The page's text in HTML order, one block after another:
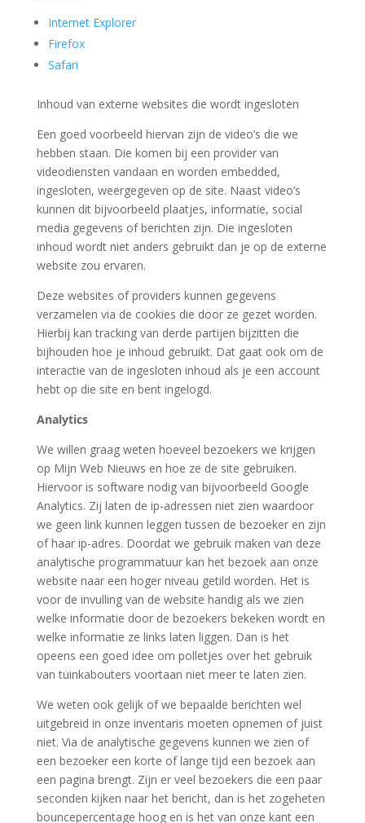
Internet Explorer
Firefox
Safari
Inhoud van externe websites die wordt ingesloten
Een goed voorbeeld hiervan zijn de video’s die we
hebben staan. Die komen bij een provider van
videodiensten vandaan en worden embedded,
ingesloten, weergegeven op de site. Naast video’s
kunnen dit bijvoorbeeld plaatjes, informatie, social
media gegevens of berichten zijn. Die ingesloten
inhoud wordt niet anders gebruikt dan je op de externe
website zou ervaren.
Deze websites of providers kunnen gegevens
verzamelen via de cookies die door ze gezet worden.
Hierbij kan tracking van derde partijen bijzitten die
bijhouden hoe je inhoud gebruikt. Dat gaat ook om de
interactie van de ingesloten inhoud als je een account
hebt op die site en bent ingelogd.
Analytics
We willen graag weten hoeveel bezoekers we krijgen
op Mijn Web Nieuws en hoe ze de site gebruiken.
Hiervoor is software nodig van bijvoorbeeld Google
Analytics. Zij laten de ip-adressen niet zien waardoor
we geen link kunnen leggen tussen de bezoeker en zijn
of haar ip-adres. Doordat we gebruik maken van deze
analytische programmatuur kan het bezoek aan onze
website naar een hoger niveau getild worden. Het is
voor de invulling van de website handig als we zien
welke informatie door de bezoekers bekeken wordt en
welke informatie ze links laten liggen. Dan is het
opeens een goed idee om polletjes over het gebruik
van tuinkabouters voortaan niet meer te laten zien.
We weten ook gelijk of we bepaalde berichten wel
uitgebreid in onze inventaris moeten opnemen of juist
niet. Via de analytische gegevens kunnen we zien of
een bezoeker een korte of lange tijd een bezoek aan
een pagina brengt. Zijn er veel bezoekers die een paar
seconden kijken naar het bericht, dan is het zogeheten
bouncepercentage hoog en is het van onze kant een